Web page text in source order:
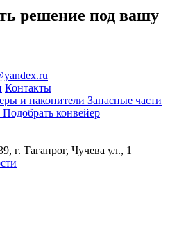
решение под вашу
Контакты
и накопители Запасные части
Подобрать конвейер
г. Таганрог, Чучева ул., 1